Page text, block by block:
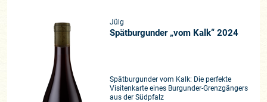
Jülg
Spätburgunder „vom Kalk“ 2024
Spätburgunder vom Kalk: Die perfekte
Visitenkarte eines Burgunder-Grenzgängers
aus der Südpfalz